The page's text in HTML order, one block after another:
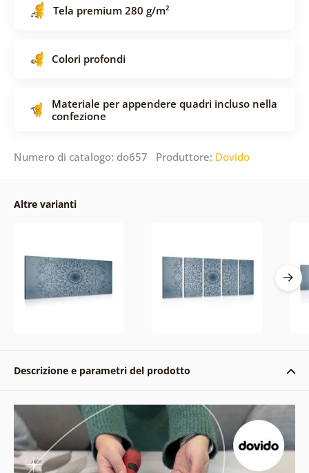
Tela premium 280 g/m²
Colori profondi
Materiale per appendere quadri incluso nella
confezione
Numero di catalogo: do657 Produttore: Dovido
Altre varianti
Descrizione e parametri del prodotto